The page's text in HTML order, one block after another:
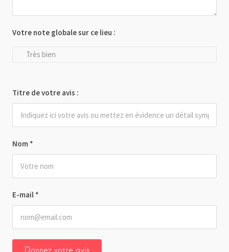
Nom *
E-mail *
Votre note globale sur ce lieu :
Très bien
Titre de votre avis :